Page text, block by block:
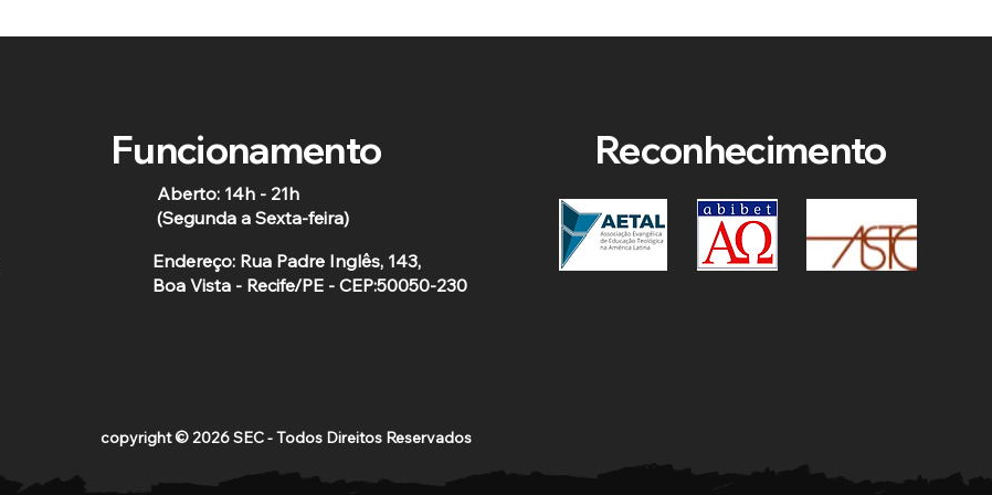
Funcionamento
Aberto: 14h - 21h
(Segunda a Sexta-feira)
Endereço: Rua Padre Inglês, 143,
Boa Vista - Recife/PE - CEP:50050-230
copyright © 2026 SEC - Todos Direitos Reservados
Reconhecimento